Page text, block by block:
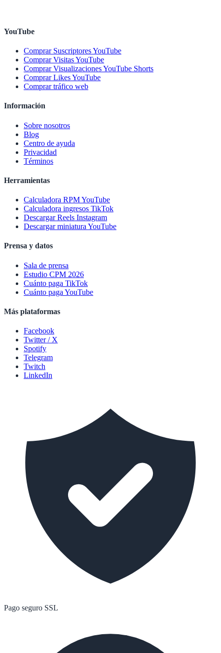
YouTube
Comprar Suscriptores YouTube
Comprar Visitas YouTube
Comprar Visualizaciones YouTube Shorts
Comprar Likes YouTube
Comprar tráfico web
Información
Sobre nosotros
Blog
Centro de ayuda
Privacidad
Términos
Herramientas
Calculadora RPM YouTube
Calculadora ingresos TikTok
Descargar Reels Instagram
Descargar miniatura YouTube
Prensa y datos
Sala de prensa
Estudio CPM 2026
Cuánto paga TikTok
Cuánto paga YouTube
Más plataformas
Facebook
Twitter / X
Spotify
Telegram
Twitch
LinkedIn
Pago seguro SSL